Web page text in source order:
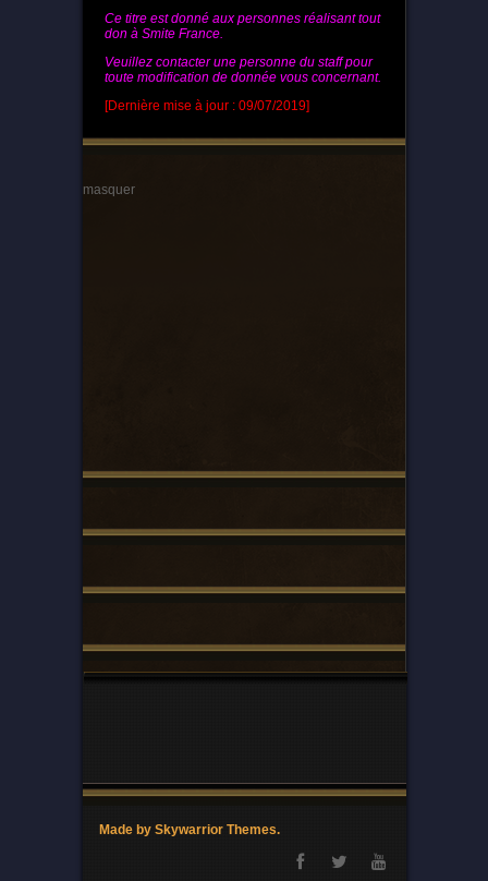
Ce titre est donné aux personnes réalisant tout
don à Smite France.
Veuillez contacter une personne du staff pour
toute modification de donnée vous concernant.
[Dernière mise à jour : 09/07/2019]
masquer
Made by Skywarrior Themes.